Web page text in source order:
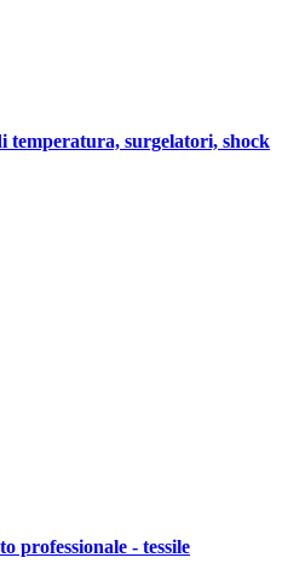
temperatura, surgelatori, shock
professionale - tessile